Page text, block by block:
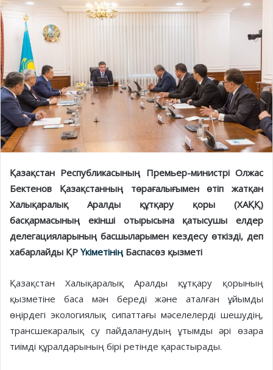
Қазақстан Республикасының Премьер-министрі Олжас
Бектенов Қазақстанның төрағалығымен өтіп жатқан
Халықаралық Аралды құтқару қоры (ХАҚҚ)
басқармасының екінші отырысына қатысушы елдер
делегацияларының басшыларымен кездесу өткізді, деп
хабарлайды ҚР Үкіметінің Баспасөз қызметі
Қазақстан Халықаралық Аралды құтқару қорының
қызметіне баса мән береді және аталған ұйымды
өңірдегі экологиялық сипаттағы мәселелерді шешудің,
трансшекаралық су пайдаланудың ұтымды әрі өзара
тиімді құралдарының бірі ретінде қарастырады.